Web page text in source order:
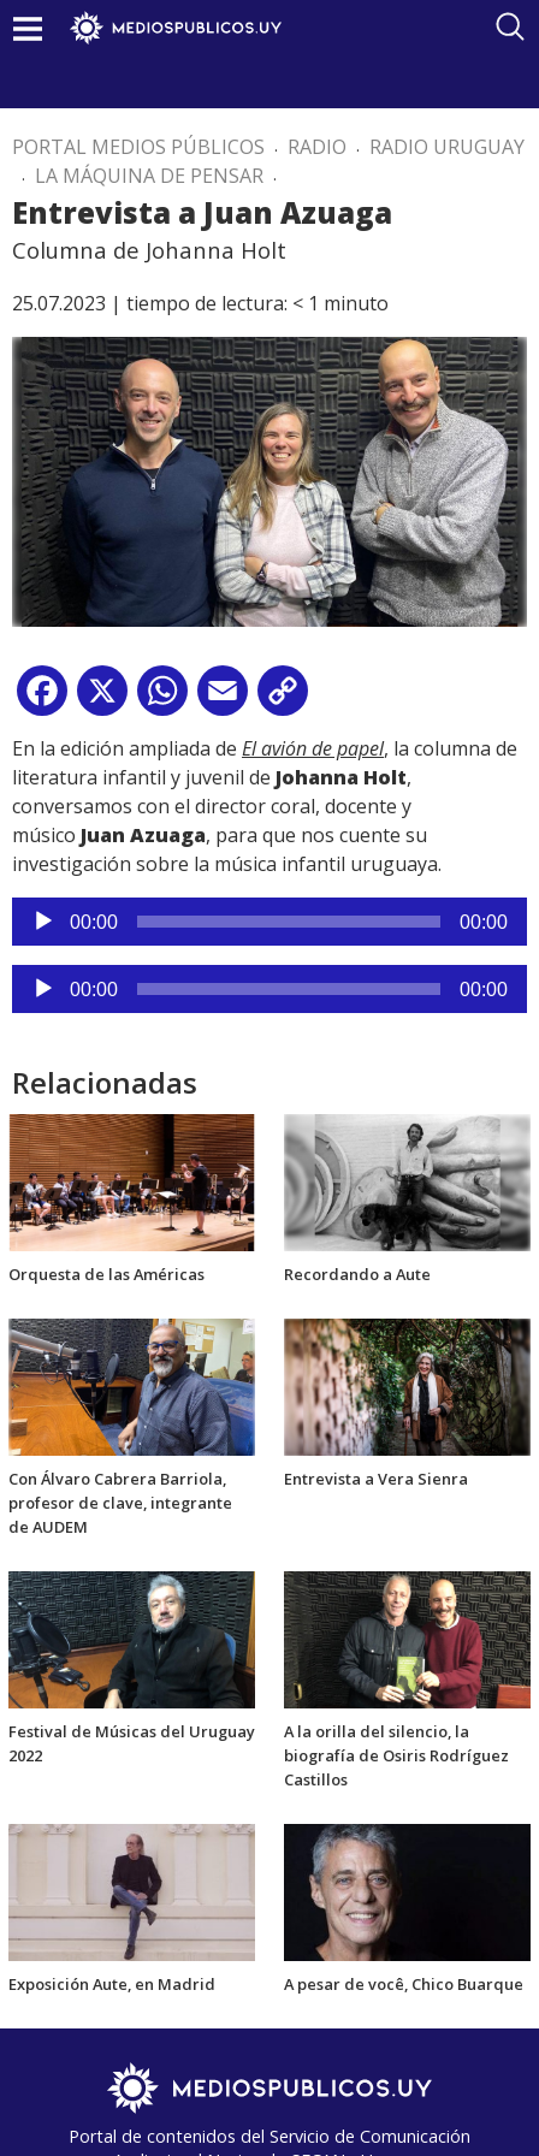
PORTAL MEDIOS PÚBLICOS . RADIO . RADIO URUGUAY
. LA MÁQUINA DE PENSAR .
Entrevista a Juan Azuaga
Columna de Johanna Holt
25.07.2023 | tiempo de lectura: < 1 minuto
Facebook
X WhatsApp
Email
Link
En la edición ampliada de El avión de papel, la columna de
literatura infantil y juvenil de Johanna Holt,
conversamos con el director coral, docente y
músico Juan Azuaga, para que nos cuente su
investigación sobre la música infantil uruguaya.
Reproductor
de
audio
00:00 00:00
Reproductor
de
00:00 00:00
Relacionadas
Orquesta de las Américas Recordando a Aute
Con Álvaro Cabrera Barriola,
profesor de clave, integrante
de AUDEM
Entrevista a Vera Sienra
Festival de Músicas del Uruguay
2022
A la orilla del silencio, la
biografía de Osiris Rodríguez
Castillos
Exposición Aute, en Madrid A pesar de você, Chico Buarque
Portal de contenidos del Servicio de Comunicación